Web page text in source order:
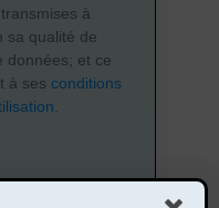
à
sa qualité de
données; et ce
à ses conditions